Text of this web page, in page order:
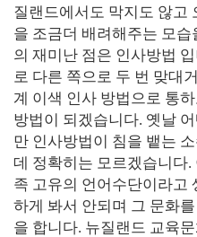
질랜드에서도 막지도 않고
을 조금더 배려해주는 모
의 재미난 점은 인사방법
로 다른 쪽으로 두 번 맞대
계 이색 인사 방법으로 통
방법이 되겠습니다. 옛날
만 인사방법이 침을 뱉는
데 정확히는 모르겠습니다
족 고유의 언어수단이라고
하게 봐서 안되며 그 문화
을 합니다. 뉴질랜드 교육